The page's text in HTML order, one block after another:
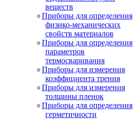
веществ
Приборы для определения
физико-механических
свойств материалов
Приборы для определения
параметров
термосваривания
Приборы для измерения
коэффициента трения
Приборы для измерения
толщины пленок
Приборы для определения
герметичности